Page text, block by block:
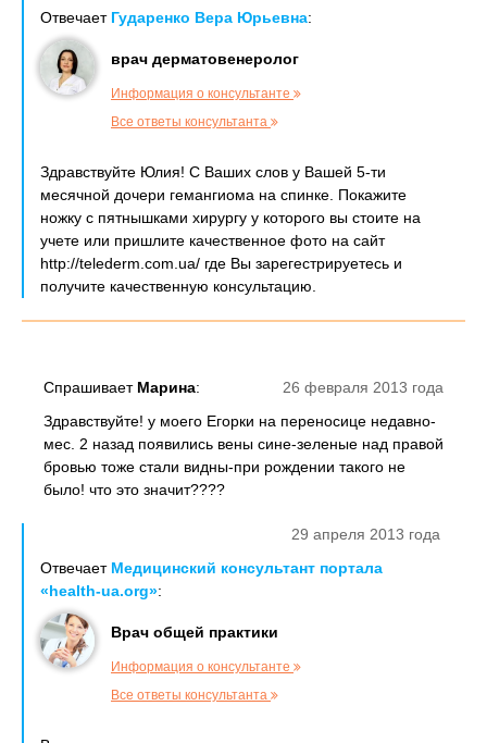
Отвечает Гударенко Вера Юрьевна:
врач дерматовенеролог
Информация о консультанте
Все ответы консультанта
Здравствуйте Юлия! С Ваших слов у Вашей 5-ти
месячной дочери гемангиома на спинке. Покажите
ножку с пятнышками хирургу у которого вы стоите на
учете или пришлите качественное фото на сайт
http://telederm.com.ua/ где Вы зарегестрируетесь и
получите качественную консультацию.
26 февраля 2013 года
Спрашивает Марина:
Здравствуйте! у моего Егорки на переносице недавно-
мес. 2 назад появились вены сине-зеленые над правой
бровью тоже стали видны-при рождении такого не
было! что это значит????
29 апреля 2013 года
Отвечает Медицинский консультант портала
«health-ua.org»:
Врач общей практики
Информация о консультанте
Все ответы консультанта